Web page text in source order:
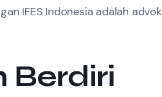
IFES Indonesia adalah
Berdiri